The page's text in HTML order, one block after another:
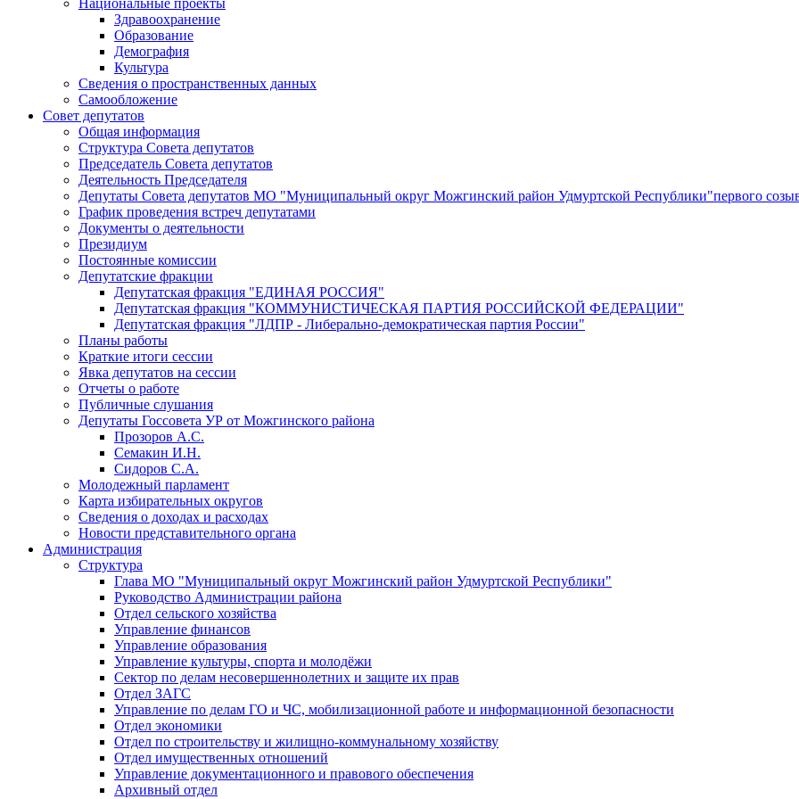
Здравоохранение
Образование
Демография
Культура
Сведения о пространственных данных
Самообложение
Совет депутатов
Общая информация
Структура Совета депутатов
Председатель Совета депутатов
Деятельность Председателя
Депутаты Совета депутатов МО "Муниципальный округ Можгинский район Удмуртской Республики"первого
График проведения встреч депутатами
Документы о деятельности
Президиум
Постоянные комиссии
Депутатские фракции
Депутатская фракция "ЕДИНАЯ РОССИЯ"
Депутатская фракция "КОММУНИСТИЧЕСКАЯ ПАРТИЯ РОССИЙСКОЙ ФЕДЕРАЦИИ"
Депутатская фракция "ЛДПР - Либерально-демократическая партия России"
Планы работы
Краткие итоги сессии
Явка депутатов на сессии
Отчеты о работе
Публичные слушания
Депутаты Госсовета УР от Можгинского района
Прозоров А.С.
Семакин И.Н.
Сидоров С.А.
Молодежный парламент
Карта избирательных округов
Сведения о доходах и расходах
Новости представительного органа
Администрация
Структура
Глава МО "Муниципальный округ Можгинский район Удмуртской Республики"
Руководство Администрации района
Отдел сельского хозяйства
Управление финансов
Управление образования
Управление культуры, спорта и молодёжи
Сектор по делам несовершеннолетних и защите их прав
Отдел ЗАГС
Управление по делам ГО и ЧС, мобилизационной работе и информационной безопасности
Отдел экономики
Отдел по строительству и жилищно-коммунальному хозяйству
Отдел имущественных отношений
Управление документационного и правового обеспечения
Архивный отдел